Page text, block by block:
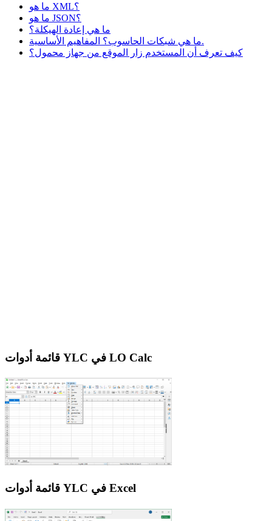
ما هو XML؟
ما هو JSON؟
ما هي إعادة الهيكلة؟
ما هي شبكات الحاسوب؟ المفاهيم الأساسية.
كيف تعرف أن المستخدم زار الموقع من جهاز محمول؟
قائمة أدوات YLC في LO Calc
قائمة أدوات YLC في Excel